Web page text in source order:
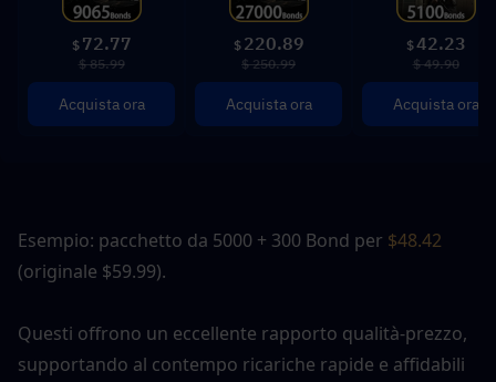
$ 72.77
$ 85.99
Acquista ora
$ 220.89
$ 250.99
Acquista ora
$42.23
$ 49.90
Acquista ora
Esempio: pacchetto da 5000 + 300 Bond per $48.42
(originale $59.99).
Questi offrono un eccellente rapporto qualità-prezzo,
supportando al contempo ricariche rapide e affidabili